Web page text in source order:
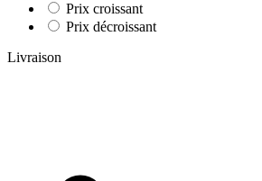
Prix croissant
Prix décroissant
Livraison